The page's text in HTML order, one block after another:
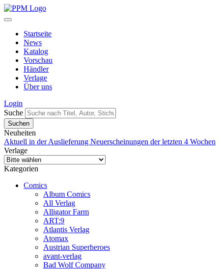
Startseite
News
Katalog
Vorschau
Händler
Verlage
Über uns
Login
Suche
Neuheiten
Aktuell in der Auslieferung Neuerscheinungen der letzten 4 Wochen
Verlage
Kategorien
Comics
Album Comics
All Verlag
Alligator Farm
ART:9
Atlantis Verlag
Atomax
Austrian Superheroes
avant-verlag
Bad Wolf Company